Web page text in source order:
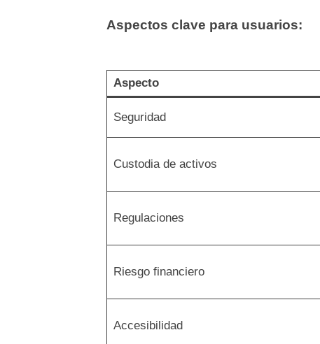
Aspectos clave para usuarios:
Aspecto
Seguridad
Custodia de activos
Regulaciones
Riesgo financiero
Accesibilidad